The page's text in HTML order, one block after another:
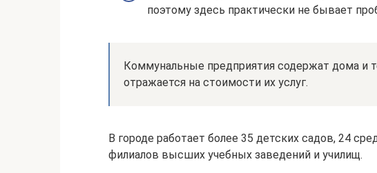
поэтому здесь практически не бывает
Коммунальные предприятия содержат дома и
отражается на стоимости их услуг.
В городе работает более 35 детских садов, 24
филиалов высших учебных заведений и училищ.